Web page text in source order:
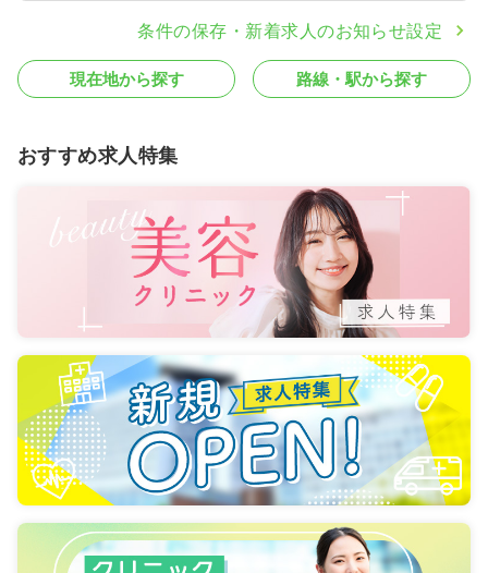
条件の保存・新着求人のお知らせ設定
現在地から探す 路線・駅から探す
おすすめ求人特集